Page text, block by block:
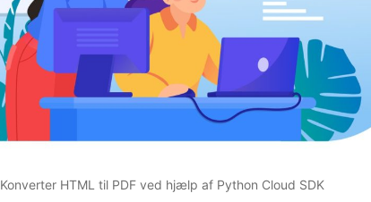
Konverter HTML til PDF ved hjælp af Python Cloud SDK